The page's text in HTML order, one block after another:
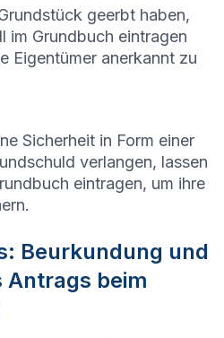
geerbt haben,
im Grundbuch eintragen
Eigentümer anerkannt zu
Sicherheit in Form einer
verlangen, lassen
eintragen, um ihre
Beurkundung und
Antrags beim